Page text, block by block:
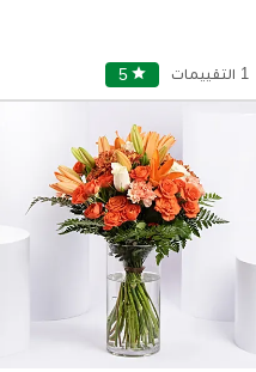
5 star 1 التقييمات